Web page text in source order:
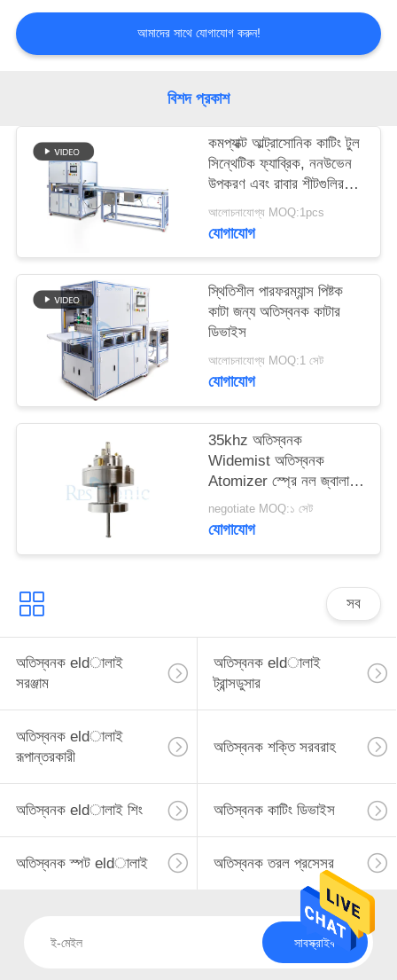
সাইট
গোপনীয়তা
আমাদের সাথে যোগাযোগ করুন!
বিশদ প্রকাশ
কমপ্যাক্ট আল্ট্রাসোনিক কাটিং টুল
সিন্থেটিক ফ্যাব্রিক, ননউভেন
উপকরণ এবং রাবার শীটগুলির
বিরামবিহীন কাটার জন্য ডিজাইন
করা হয়েছে
আলোচনাযোগ্য MOQ:1pcs
যোগাযোগ
স্থিতিশীল পারফরম্যান্স পিষ্টক
কাটা জন্য অতিস্বনক কাটার
ডিভাইস
আলোচনাযোগ্য MOQ:1 সেট
যোগাযোগ
35khz অতিস্বনক
Widemist অতিস্বনক
Atomizer স্প্রে নল জ্বালানী
সেল উত্পাদন জন্য
negotiate MOQ:১ সেট
যোগাযোগ
সব
অতিস্বনক eldালাই
সরঞ্জাম
অতিস্বনক eldালাই
ট্রান্সডুসার
অতিস্বনক eldালাই
রূপান্তরকারী
অতিস্বনক শক্তি সরবরাহ
অতিস্বনক eldালাই শিং অতিস্বনক কাটিং ডিভাইস
অতিস্বনক স্পট eldালাই অতিস্বনক তরল প্রসেসর
সাবস্ক্রাইব